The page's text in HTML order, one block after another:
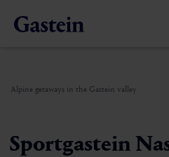
Alpine getaways in the Gastein valley
Sportgastein